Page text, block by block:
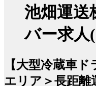
池畑運送
バー求人
【大型冷蔵車
エリア＞長距離